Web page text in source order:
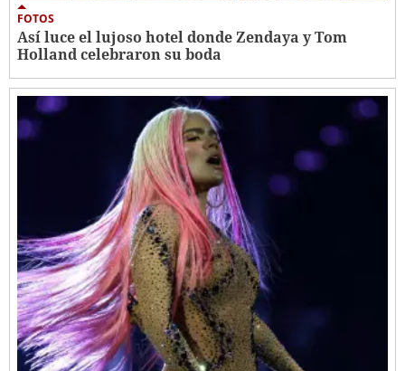
FOTOS
Así luce el lujoso hotel donde Zendaya y Tom
Holland celebraron su boda